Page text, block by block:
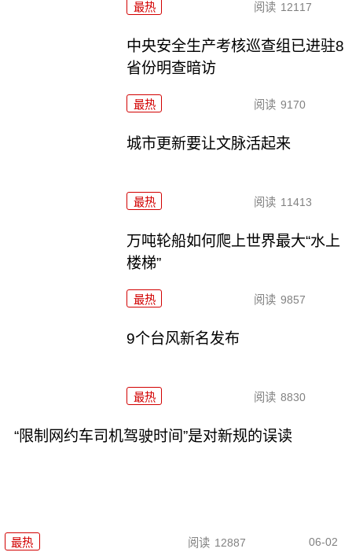
最热 阅读 12117
中央安全生产考核巡查组已进驻8
省份明查暗访
最热 阅读 9170
城市更新要让文脉活起来
最热 阅读 11413
万吨轮船如何爬上世界最大“水上
楼梯”
最热 阅读 9857
9个台风新名发布
最热 阅读 8830
“限制网约车司机驾驶时间”是对新规的误读
最热 阅读 12887 06-02